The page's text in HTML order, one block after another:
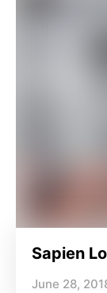
Sapien
June 28,